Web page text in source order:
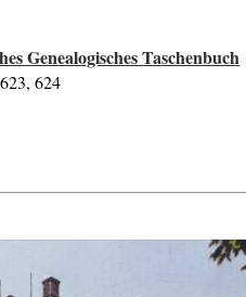
Genealogisches Taschenbuch
624